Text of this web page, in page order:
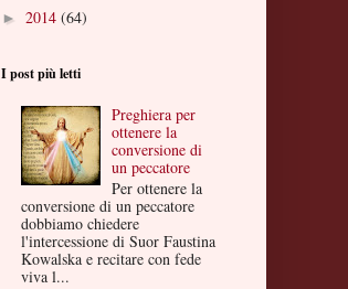
► 2014 (64)
I post più letti
Preghiera per
ottenere la
conversione di
un peccatore
Per ottenere la
conversione di un peccatore
dobbiamo chiedere
l'intercessione di Suor Faustina
Kowalska e recitare con fede
viva l...